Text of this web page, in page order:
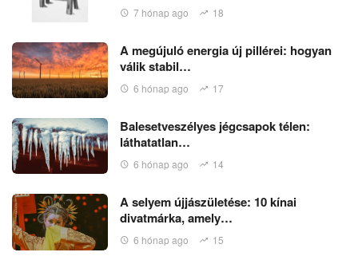
7 hónap ago 18
A megújuló energia új pillérei: hogyan
válik stabil…
6 hónap ago 17
Balesetveszélyes jégcsapok télen:
láthatatlan…
6 hónap ago 14
A selyem újjászületése: 10 kínai
divatmárka, amely…
6 hónap ago 15